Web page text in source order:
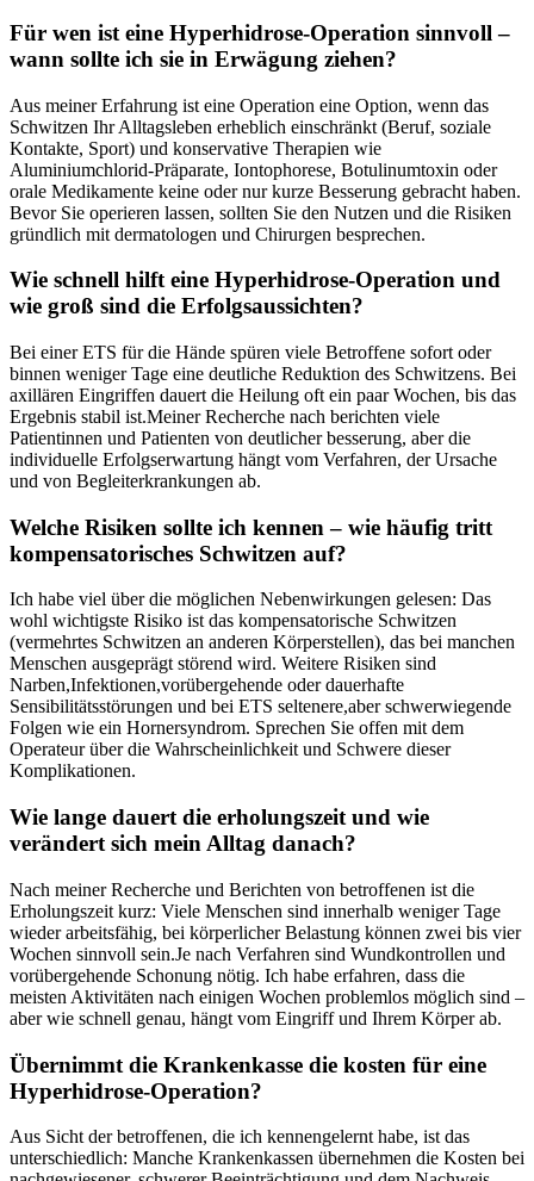
Für wen ist eine Hyperhidrose-Operation sinnvoll –
wann sollte ich sie in Erwägung ziehen?
Aus meiner Erfahrung ⁣ist eine Operation eine Option,​ wenn das
Schwitzen Ihr Alltagsleben erheblich einschränkt (Beruf, soziale
Kontakte, Sport) und konservative Therapien wie⁢
Aluminiumchlorid-Präparate, Iontophorese,⁢ Botulinumtoxin oder
orale Medikamente⁤ keine oder nur kurze Besserung gebracht haben.
Bevor⁣ Sie operieren lassen, sollten Sie den Nutzen und die Risiken
gründlich mit dermatologen und Chirurgen besprechen.
Wie schnell hilft eine Hyperhidrose-Operation und
wie‌ groß sind die Erfolgsaussichten?
Bei einer ETS für die Hände spüren ‍viele Betroffene sofort oder
binnen weniger Tage eine deutliche Reduktion des Schwitzens. Bei
axillären Eingriffen dauert die Heilung ​oft ein paar Wochen, bis das
Ergebnis stabil ist.Meiner ⁣Recherche nach ⁣berichten viele
Patientinnen und Patienten von‌ deutlicher besserung, aber die
individuelle Erfolgserwartung hängt vom Verfahren, der Ursache
und von ‍Begleiterkrankungen ab.
Welche Risiken sollte ich ⁣kennen – wie häufig tritt
⁢kompensatorisches Schwitzen auf?
Ich habe viel über die möglichen Nebenwirkungen gelesen: Das
wohl wichtigste⁣ Risiko ist das kompensatorische ‍Schwitzen
(vermehrtes Schwitzen an anderen Körperstellen), das bei manchen
Menschen ausgeprägt störend ⁤wird. Weitere Risiken sind
Narben,Infektionen,vorübergehende oder dauerhafte
Sensibilitätsstörungen und bei ⁢ETS seltenere,aber schwerwiegende
Folgen wie‌ ein ⁤Hornersyndrom. ⁤Sprechen Sie offen mit dem
Operateur ⁤über die Wahrscheinlichkeit und Schwere dieser
Komplikationen.
Wie lange ⁤dauert die erholungszeit und wie
verändert sich mein Alltag danach?
Nach meiner Recherche und‌ Berichten von betroffenen ist die
Erholungszeit kurz: Viele Menschen sind innerhalb weniger Tage
wieder​ arbeitsfähig, bei körperlicher Belastung können ⁣zwei bis vier
Wochen‌ sinnvoll sein.Je nach Verfahren sind Wundkontrollen ‍und⁢
vorübergehende Schonung nötig. Ich habe erfahren,⁣ dass die
meisten Aktivitäten nach einigen Wochen problemlos möglich‌ sind –
aber wie schnell genau, hängt vom Eingriff und Ihrem Körper ab.
Übernimmt die Krankenkasse die kosten⁢ für eine
Hyperhidrose-Operation?
Aus Sicht der betroffenen,⁤ die ich kennengelernt habe, ist das
‌unterschiedlich: Manche Krankenkassen übernehmen die Kosten bei